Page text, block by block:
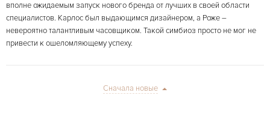
вполне ожидаемым запуск нового бренда от лучших в своей области
специалистов. Карлос был выдающимся дизайнером, а Роже –
невероятно талантливым часовщиком. Такой симбиоз просто не мог не
привести к ошеломляющему успеху.
Сначала новые